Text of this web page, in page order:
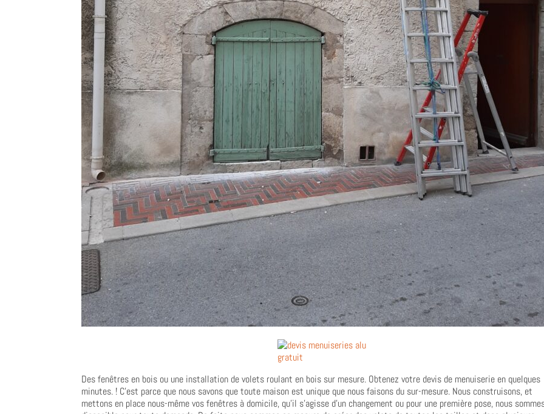
Des fenêtres en bois ou une installation de volets roulant en bois sur mesure. Obtenez votre devis de menuiserie en quelques
minutes. ! C’est parce que nous savons que toute maison est unique que nous faisons du sur-mesure. Nous construisons, et
mettons en place nous-même vos fenêtres à domicile, qu’il s’agisse d’un changement ou pour une première pose, nous